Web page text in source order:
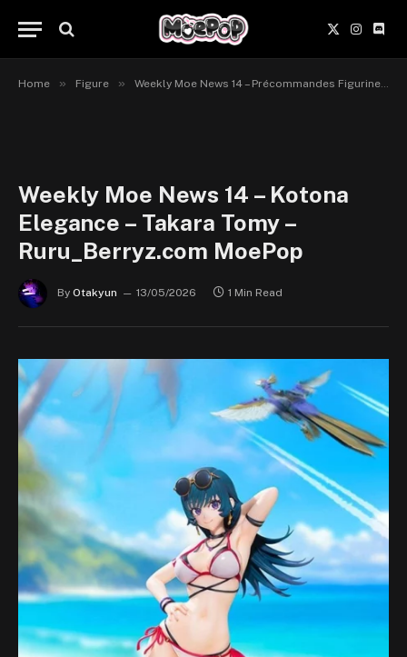
X
(Twitter)
Home » Figure » Weekly Moe News 14 – Précommandes Figurines du 04 au 17 mai 2026
Weekly Moe News 14 – Kotona
Elegance – Takara Tomy –
Ruru_Berryz.com MoePop
By Otakyun 13/05/2026 1 Min Read